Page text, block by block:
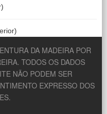
DA MADEIRA POR
TODOS OS DADOS
NÃO PODEM SER
EXPRESSO DOS